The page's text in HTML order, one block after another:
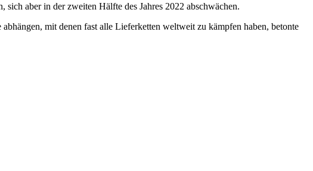
aber in der zweiten Hälfte des Jahres 2022 abschwächen.
mit denen fast alle Lieferketten weltweit zu kämpfen haben, betonte